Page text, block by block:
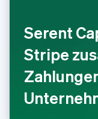
Serent
Stripe
Griechenland
Indien
English
Irland
English